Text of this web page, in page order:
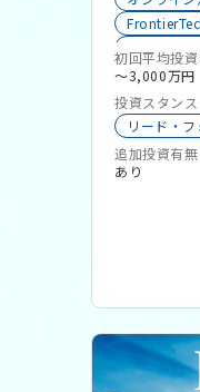
https://
xJQq50lf
スタート
FinTech
初回平均投
〜3,000万円
投資スタンス
リード・
追加投資有無
あり